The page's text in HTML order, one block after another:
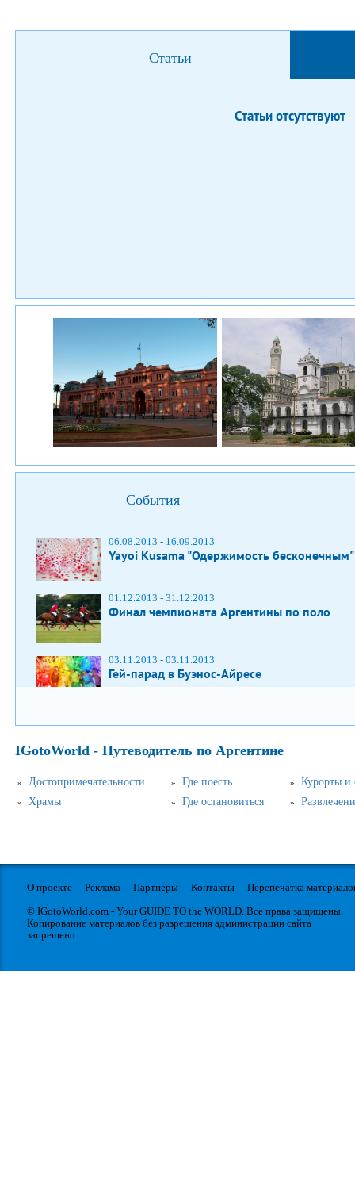
Статьи
Статьи отсутствуют
События
06.08.2013 - 16.09.2013
Yayoi Kusama "Одержимость бесконечным"
01.12.2013 - 31.12.2013
Финал чемпионата Аргентины по поло
03.11.2013 - 03.11.2013
Гей-парад в Буэнос-Айресе
IGotoWorld - Путеводитель по Аргентине
Достопримечательности Где поесть
Курорты и
Храмы
Где остановиться
О проекте Реклама Партнеры Контакты
Перепечатка
© IGotoWorld.com - Your GUIDE TO the WORLD. Все права защищены.
Копирование материалов без разрешения администрации сайта
запрещено.